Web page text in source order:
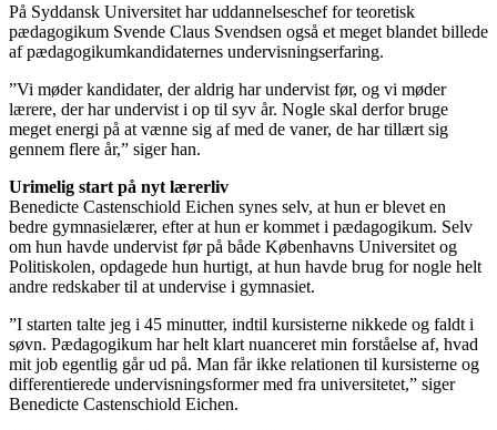
På Syddansk Universitet har uddannelseschef for teoretisk
pædagogikum Svende Claus Svendsen også et meget blandet billede
af pædagogikumkandidaternes undervisningserfaring.
”Vi møder kandidater, der aldrig har undervist før, og vi møder
lærere, der har undervist i op til syv år. Nogle skal derfor bruge
meget energi på at vænne sig af med de vaner, de har tillært sig
gennem flere år,” siger han.
Urimelig start på nyt lærerliv
Benedicte Castenschiold Eichen synes selv, at hun er blevet en
bedre gymnasielærer, efter at hun er kommet i pædagogikum. Selv
om hun havde undervist før på både Københavns Universitet og
Politiskolen, opdagede hun hurtigt, at hun havde brug for nogle helt
andre redskaber til at undervise i gymnasiet.
”I starten talte jeg i 45 minutter, indtil kursisterne nikkede og faldt i
søvn. Pædagogikum har helt klart nuanceret min forståelse af, hvad
mit job egentlig går ud på. Man får ikke relationen til kursisterne og
differentierede undervisningsformer med fra universitetet,” siger
Benedicte Castenschiold Eichen.